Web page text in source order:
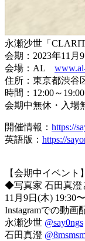
永瀬沙世「
会期：2023年11月
会場：AL
住所：東京都渋谷
時間：12:00～
会期中無休・入場
開催情報： https://
英語版： https://
【会期中イベント】
◆写真家 石田真澄
11月9日(木) 19:30〜
Instagramでの動画
永瀬沙世 @say0ngs
石田真澄